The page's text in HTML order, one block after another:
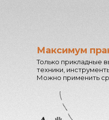
Максимум
Только прикладные
техники,
Можно применить